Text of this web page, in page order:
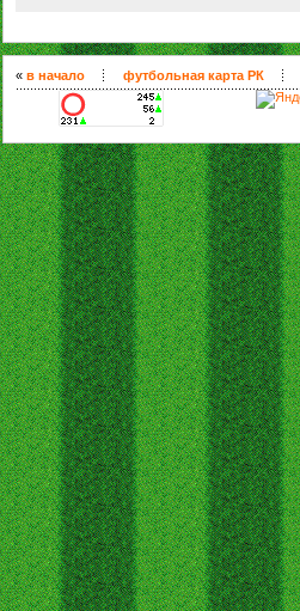
« в начало футбольная карта РК